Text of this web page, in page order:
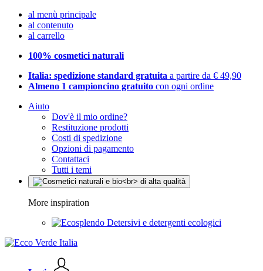
al menù principale
al contenuto
al carrello
100% cosmetici naturali
Italia: spedizione standard gratuita a partire da € 49,90
Almeno 1 campioncino gratuito con ogni ordine
Aiuto
Dov'è il mio ordine?
Restituzione prodotti
Costi di spedizione
Opzioni di pagamento
Contattaci
Tutti i temi
More inspiration
Detersivi e detergenti ecologici